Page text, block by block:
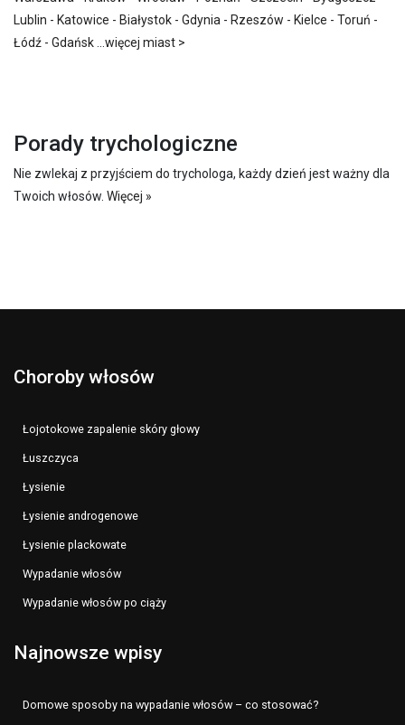
Lublin - Katowice - Białystok - Gdynia - Rzeszów - Kielce - Toruń -
Łódź - Gdańsk więcej miast >
Porady trychologiczne
Nie zwlekaj z przyjściem do trychologa, każdy dzień jest ważny dla
Twoich włosów. Więcej »
Choroby włosów
Łojotokowe zapalenie skóry głowy
Łuszczyca
Łysienie
Łysienie androgenowe
Łysienie plackowate
Wypadanie włosów
Wypadanie włosów po ciąży
Najnowsze wpisy
Domowe sposoby na wypadanie włosów – co stosować?